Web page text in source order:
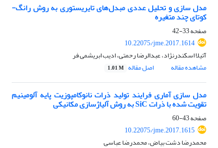
مدل سازی و تحلیل عددی مبدل‌های تایریستوری به روش رانگ-
کوتای چند متغیره
صفحه33-42
10.22075/jme.2017.1614
آتیلا اسکندرنژاد، عبدالرضا رحمتی، ادیب ابریشمی فر
مشاهده مقاله
اصل مقاله 1.01 M
مدل سازی آماری فرایند تولید ذرات نانوکامپوزیت پایه آلومینیم
تقویت شده با ذرات SiC به روش آلیاژسازی مکانیکی
صفحه43-60
10.22075/jme.2017.1615
محمدرضا دشت بیاض، محمدرضا عباسی